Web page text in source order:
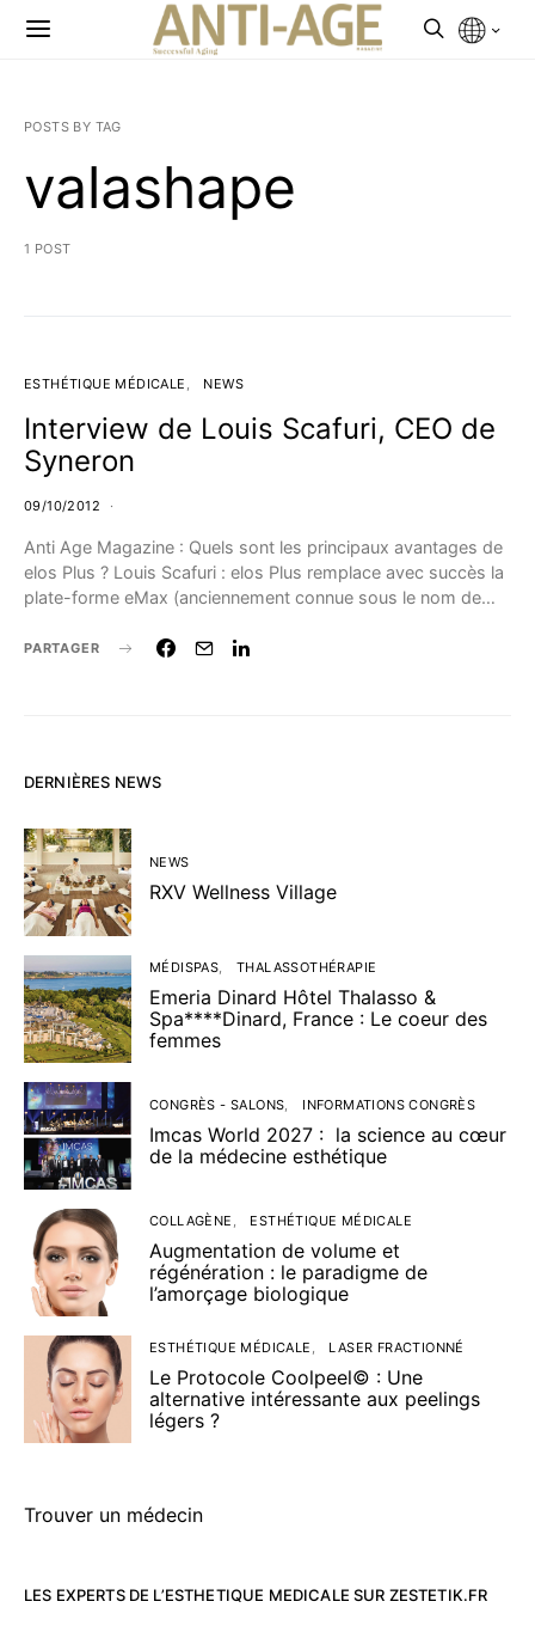
POSTS BY TAG
valashape
1 POST
ESTHÉTIQUE MÉDICALE NEWS
Interview de Louis Scafuri, CEO de
Syneron
09/10/2012
Anti Age Magazine : Quels sont les principaux avantages de
elos Plus ? Louis Scafuri : elos Plus remplace avec succès la
plate-forme eMax (anciennement connue sous le nom de…
PARTAGER
DERNIÈRES NEWS
NEWS
RXV Wellness Village
MÉDISPAS THALASSOTHÉRAPIE
Emeria Dinard Hôtel Thalasso &
Spa****Dinard, France : Le coeur des
femmes
CONGRÈS - SALONS INFORMATIONS CONGRÈS
Imcas World 2027 : la science au cœur
de la médecine esthétique
COLLAGÈNE ESTHÉTIQUE MÉDICALE
Augmentation de volume et
régénération : le paradigme de
l’amorçage biologique
ESTHÉTIQUE MÉDICALE LASER FRACTIONNÉ
Le Protocole Coolpeel© : Une
alternative intéressante aux peelings
légers ?
Trouver un médecin
LES EXPERTS DE L’ESTHETIQUE MEDICALE SUR ZESTETIK.FR